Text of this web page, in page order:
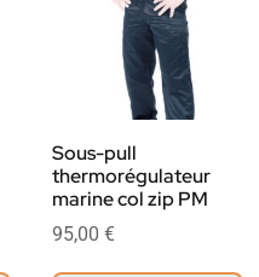
Sous-pull
thermorégulateur
marine col zip PM
95,00 €